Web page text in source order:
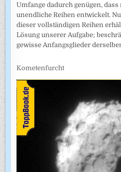
Umfange dadurch genügen,
unendliche Reihen entwickelt.
dieser vollständigen Reihen
Lösung unserer Aufgabe;
gewisse Anfangsglieder
Kometenfurcht